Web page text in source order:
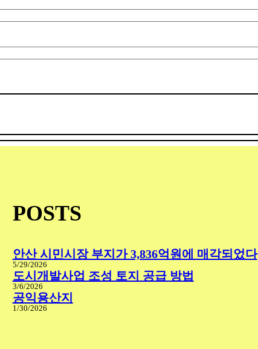
POSTS
안산 시민시장 부지가 3,836억원에 매각되었다
5/29/2026
도시개발사업 조성 토지 공급 방법
3/6/2026
공익용산지
1/30/2026